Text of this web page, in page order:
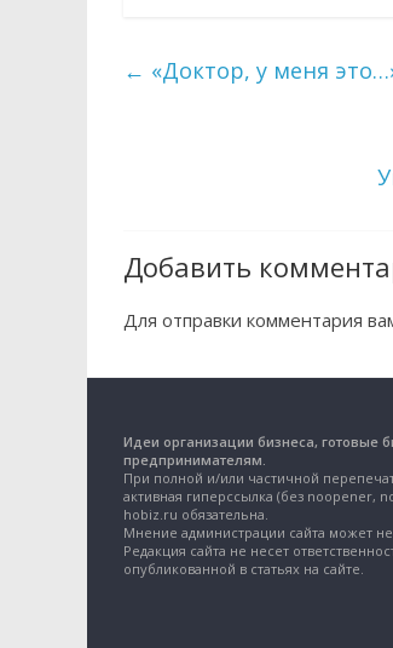
← «Доктор, у меня
Добавить
Для отправки комментария
Идеи организации бизнеса, готовые
предпринимателям.
При полной и/или частичной
активная гиперссылка (без noopener,
hobiz.ru обязательна.
Мнение администрации сайта может
Редакция сайта не несет
опубликованной в статьях на сайте.